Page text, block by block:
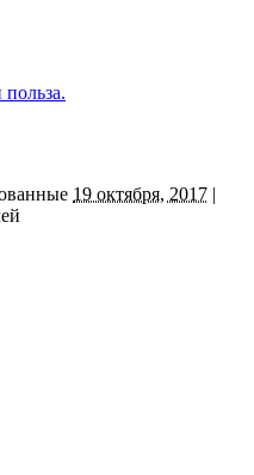
19 октября, 2017 |